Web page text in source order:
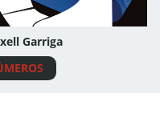
Garriga